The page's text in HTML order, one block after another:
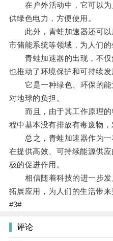
在户外活动中，它可以为
供绿色电力，方便使用。
此外，青蛙加速器还可以
市储能系统等领域，为人们的
青蛙加速器的出现，不仅
也推动了环境保护和可持续发
它是一种绿色、环保的能
对地球的负担。
而且，由于其工作原理的
程中基本没有排放有毒废物，
总之，青蛙加速器作为一
在提供高效、可持续能源供
极的促进作用。
相信随着科技的进一步发
拓展应用，为人们的生活带来
#3#
评论